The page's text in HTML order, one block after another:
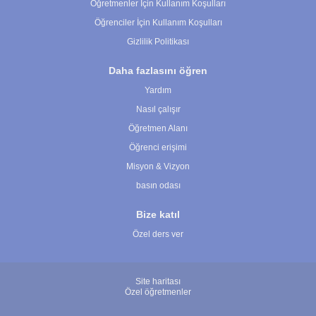
Öğretmenler İçin Kullanım Koşulları
Öğrenciler İçin Kullanım Koşulları
Gizlilik Politikası
Daha fazlasını öğren
Yardım
Nasıl çalışır
Öğretmen Alanı
Öğrenci erişimi
Misyon & Vizyon
basın odası
Bize katıl
Özel ders ver
Site haritası
Özel öğretmenler